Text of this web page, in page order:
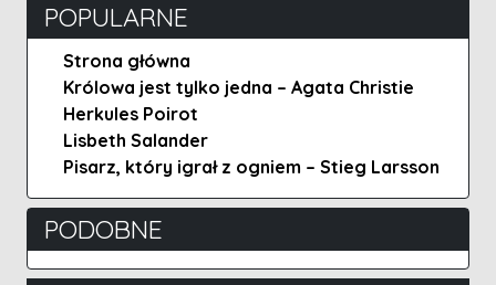
POPULARNE
Strona główna
Królowa jest tylko jedna – Agata Christie
Herkules Poirot
Lisbeth Salander
Pisarz, który igrał z ogniem – Stieg Larsson
PODOBNE